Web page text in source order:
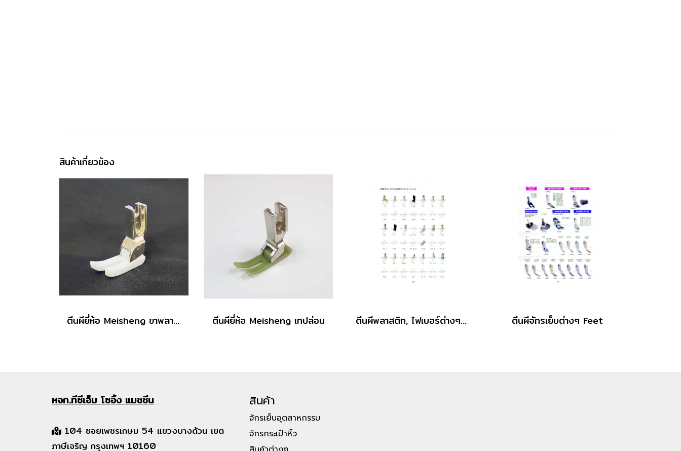
สินค้าเกี่ยวข้อง
ตีนผียี่ห้อ Meisheng ขาพลาสติก ตีนผียี่ห้อ Meisheng เทปล่อน ตีนผีพลาสติก, ไฟเบอร์ต่างๆ Terlon Feet ตีนผีจักรเย็บต่างๆ Feet
หจก.ทีซีเอ็ม โซอิ้ง แมชชีน
104 ซอยเพชรเกษม 54 แขวงบางด้วน เขต
ภาษีเจริญ กรุงเทพฯ 10160
สินค้า
จักรเย็บอุตสาหกรรม
จักรกระเป๋าหิ้ว